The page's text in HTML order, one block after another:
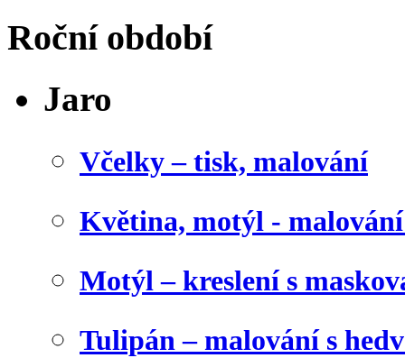
Roční období
Jaro
Včelky – tisk, malování
Květina, motýl -
Motýl – kreslení s
Tulipán – malování s